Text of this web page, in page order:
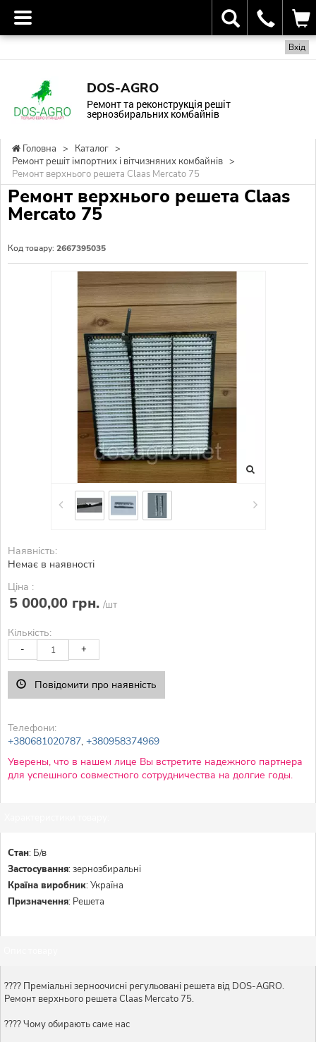
Вхід
DOS-AGRO
Ремонт та реконструкція решіт
зернозбиральних комбайнів
Головна > Каталог >
Ремонт решіт імпортних і вітчизняних комбайнів >
Ремонт верхнього решета Claas Mercato 75
Ремонт верхнього решета Claas
Mercato 75
Код товару: 2667395035
Наявність:
Немає в наявності
Ціна :
5 000,00 грн. /шт
Кількість:
- +
Повідомити про наявність
Телефони:
+380681020787, +380958374969
Уверены, что в нашем лице Вы встретите надежного партнера
для успешного совместного сотрудничества на долгие годы.
Стан: Б/в
Застосування:зернозбиральні
Країна виробник:Україна
Призначення: Решета
???? Преміальні зерноочисні регульовані решета від DOS-AGRO.
Ремонт верхнього решета Claas Mercato 75.
???? Чому обирають саме нас